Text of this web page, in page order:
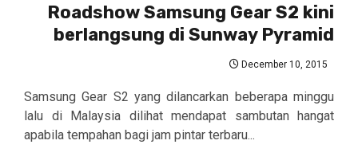
Roadshow Samsung Gear S2 kini
berlangsung di Sunway Pyramid
December 10, 2015
Samsung Gear S2 yang dilancarkan beberapa minggu
lalu di Malaysia dilihat mendapat sambutan hangat
apabila tempahan bagi jam pintar terbaru...